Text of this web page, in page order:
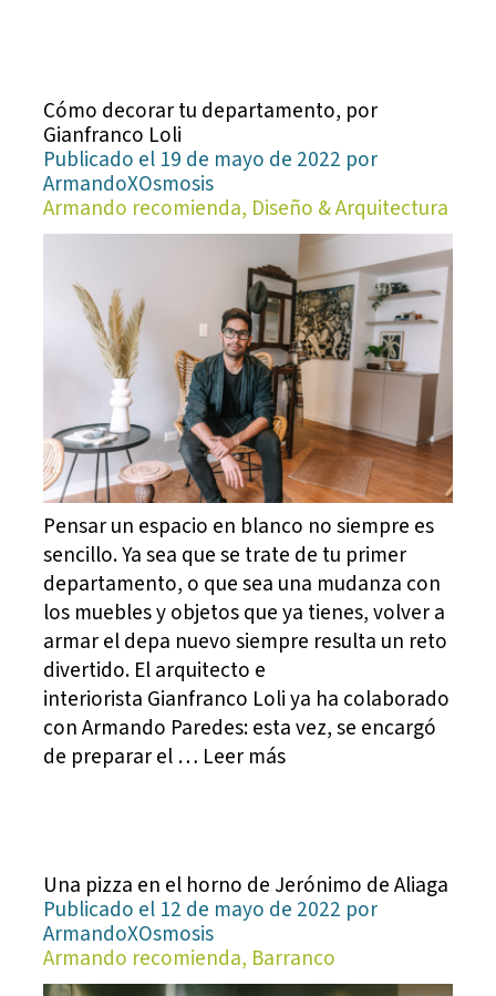
Cómo decorar tu departamento, por
Gianfranco Loli
Publicado el 19 de mayo de 2022 por
ArmandoXOsmosis
Armando recomienda, Diseño & Arquitectura
Pensar un espacio en blanco no siempre es
sencillo. Ya sea que se trate de tu primer
departamento, o que sea una mudanza con
los muebles y objetos que ya tienes, volver a
armar el depa nuevo siempre resulta un reto
divertido. El arquitecto e
interiorista Gianfranco Loli ya ha colaborado
con Armando Paredes: esta vez, se encargó
de preparar el … Leer más
Una pizza en el horno de Jerónimo de Aliaga
Publicado el 12 de mayo de 2022 por
ArmandoXOsmosis
Armando recomienda, Barranco